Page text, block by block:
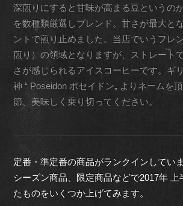
深煎りにすると甘味が高まる豆というの
を数種類厳選しブレンド。甘さが最大と
ントで煎り止めました。当店でいうフレ
煎り）の領域となりますが、ストレート
さが感じられるアイスコーヒーです。ギ
神 “ Poseidon ポセイドン„ よりネームを
節、美味しく乗り切ってください。
定番・準定番の商品がランクインしてい
シーズン商品、限定商品などで2017年 上
たものをいくつか上げてみます。